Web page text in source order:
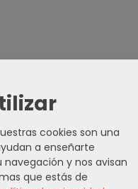
cookies son una
a enseñarte
y nos avisan
que estás de